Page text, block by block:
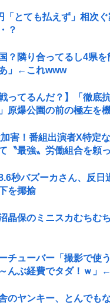
「とても払えず」相次
？
？隣り合ってるし4県を
」←これwww
ってるんだ？】「徹底
原爆公園の前の極左を
害！番組出演者X特定
〝最強〟労働組合を頼
秒バズーカさん、反日
を揶揄
晶保のミニスカむちむ
チューバー「撮影で使
んぶ経費でタダ！ｗ」
のヤンキー、とんでも